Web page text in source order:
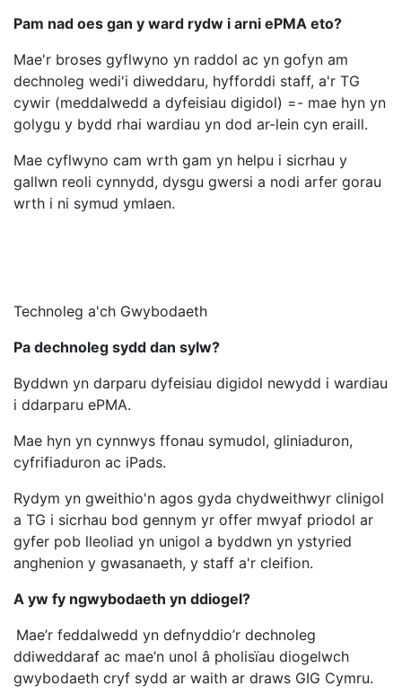
Pam nad oes gan y ward rydw i arni ePMA eto?
Mae'r broses gyflwyno yn raddol ac yn gofyn am
dechnoleg wedi'i diweddaru, hyfforddi staff, a'r TG
cywir (meddalwedd a dyfeisiau digidol) =- mae hyn yn
golygu y bydd rhai wardiau yn dod ar-lein cyn eraill.
Mae cyflwyno cam wrth gam yn helpu i sicrhau y
gallwn reoli cynnydd, dysgu gwersi a nodi arfer gorau
wrth i ni symud ymlaen.
Technoleg a'ch Gwybodaeth
Pa dechnoleg sydd dan sylw?
Byddwn yn darparu dyfeisiau digidol newydd i wardiau
i ddarparu ePMA.
Mae hyn yn cynnwys ffonau symudol, gliniaduron,
cyfrifiaduron ac iPads.
Rydym yn gweithio'n agos gyda chydweithwyr clinigol
a TG i sicrhau bod gennym yr offer mwyaf priodol ar
gyfer pob lleoliad yn unigol a byddwn yn ystyried
anghenion y gwasanaeth, y staff a'r cleifion.
A yw fy ngwybodaeth yn ddiogel?
Mae’r feddalwedd yn defnyddio’r dechnoleg
ddiweddaraf ac mae’n unol â pholisïau diogelwch
gwybodaeth cryf sydd ar waith ar draws GIG Cymru.